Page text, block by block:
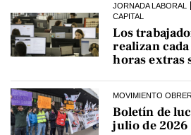
JORNADA LABORAL
CAPITAL
Los
realizan
horas extras
MOVIMIENTO
Boletín de
julio de 2026